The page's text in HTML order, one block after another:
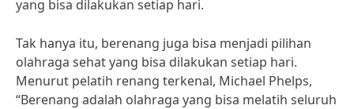
yang bisa dilakukan setiap hari.
Tak hanya itu, berenang juga bisa menjadi pilihan
olahraga sehat yang bisa dilakukan setiap hari.
Menurut pelatih renang terkenal, Michael Phelps,
“Berenang adalah olahraga yang bisa melatih seluruh